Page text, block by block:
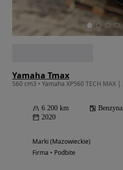
Yamaha Tmax
560 cm3 • Yamaha XP560 TECH MAX |
6 200 km Benzyna
2020
Marki (Mazowieckie)
Firma • Podbite